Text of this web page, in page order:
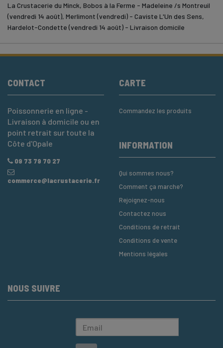
La Crustacerie du Minck, Bobos à la Ferme - Madeleine /s Montreuil
(vendredi 14 août), Merlimont (vendredi) - Caviste L'Un des Sens,
Hardelot-Condette (vendredi 14 août) - Livraison domicile
CONTACT
Poissonnerie en ligne -
Livraison à domicile ou en
point retrait sur toute la
Côte d'Opale
09 73 79 70 27
commerce@lacrustacerie.fr
CARTE
Commandez les produits
INFORMATION
Qui sommes nous?
Comment ça marche?
Rejoignez-nous
Contactez nous
Conditions de retrait
Conditions de vente
Mentions légales
NOUS SUIVRE